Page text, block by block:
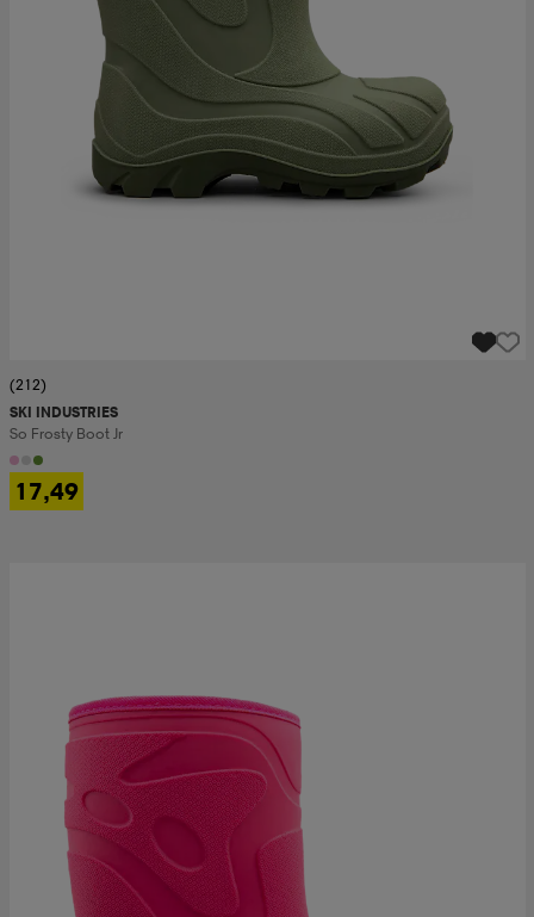
(212)
SKI INDUSTRIES
So Frosty Boot Jr
17,49